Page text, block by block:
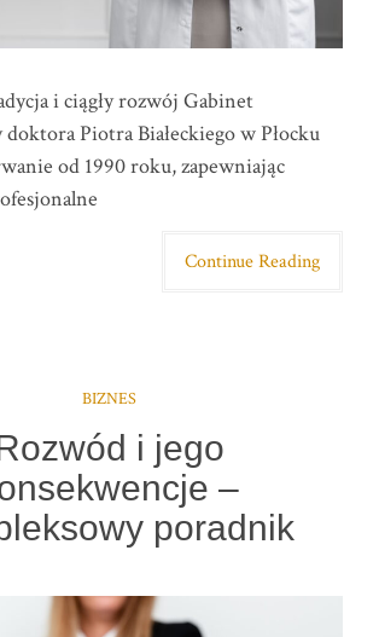
i ciągły rozwój Gabinet
Piotra Białeckiego w Płocku
od 1990 roku, zapewniając
Continue Reading
BIZNES
i jego
–
poradnik